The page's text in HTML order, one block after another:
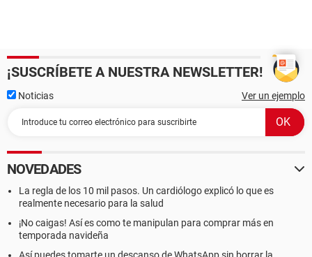
¡SUSCRÍBETE A NUESTRA NEWSLETTER!
Noticias Ver un ejemplo
NOVEDADES
La regla de los 10 mil pasos. Un cardiólogo explicó lo que es
realmente necesario para la salud
¡No caigas! Así es como te manipulan para comprar más en
temporada navideña